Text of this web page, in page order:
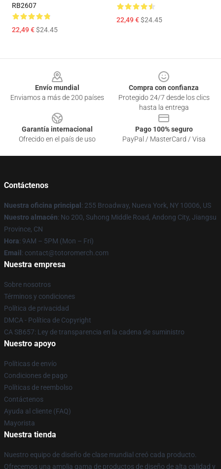
RB2607
22,49 €$24.45
22,49 €$24.45
Envío mundial
Enviamos a más de 200 países
Compra con confianza
Protegido 24/7 desde los clics
hasta la entrega
Garantía internacional
Ofrecido en el país de uso
Pago 100% seguro
PayPal / MasterCard / Visa
Contáctenos
Nuestra oficina principal : 255 Broadway, Nueva York, NY 10006, US
Nuestro almacén: No 200, Suhong Middle Road, Andong City, Jiangsu
Province, CN
Hora: 9AM – 5PM (Mon – Fri)
Email : contact@totoromerch.com
Nuestra empresa
Sobre nosotros
Términos y condiciones
Política de privacidad
DMCA - Política de Copyright
CA SB657: Ley de transparencia en la cadena de suministro
Nuestro apoyo
Políticas de envío
Condiciones de pago
Políticas de reembolso
Contáctenos
Ayuda al cliente (FAQ)
Mayorista
Nuestra tienda
Nuestro equipo de diseño de clase mundial creó cada producto.
Ofrecemos una amplia gama de productos de diseño de alta calidad y